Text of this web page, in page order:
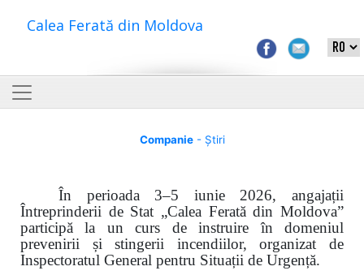
Calea Ferată din Moldova
Companie- Știri
În perioada 3–5 iunie 2026, angajații
Întreprinderii de Stat „Calea Ferată din Moldova”
participă la un curs de instruire în domeniul
prevenirii și stingerii incendiilor, organizat de
Inspectoratul General pentru Situații de Urgență.